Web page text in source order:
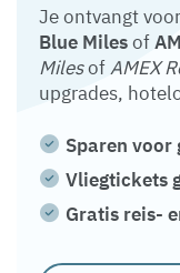
Je ontvangt
Blue Milesof
MilesofAMEX
upgrades,
Sparen
Vliegtickets
Gratis reis-